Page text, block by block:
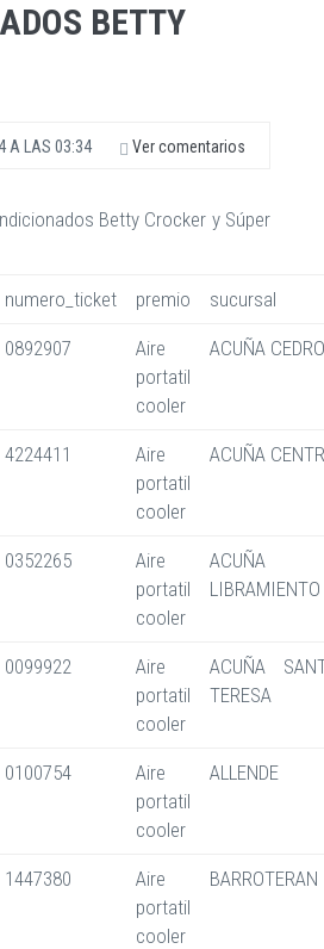
BETTY
A LAS 03:34 Ver comentarios
Betty Crocker y Súper
numero_ticket premio sucursal
0892907
Aire
portatil
cooler
ACUÑA
4224411
Aire
portatil
cooler
ACUÑA
0352265
Aire
portatil
cooler
ACUÑA
LIBRAMIENTO
0099922
Aire
portatil
cooler
ACUÑA
TERESA
0100754
Aire
portatil
cooler
ALLENDE
1447380
Aire
portatil
cooler
BARROTERAN